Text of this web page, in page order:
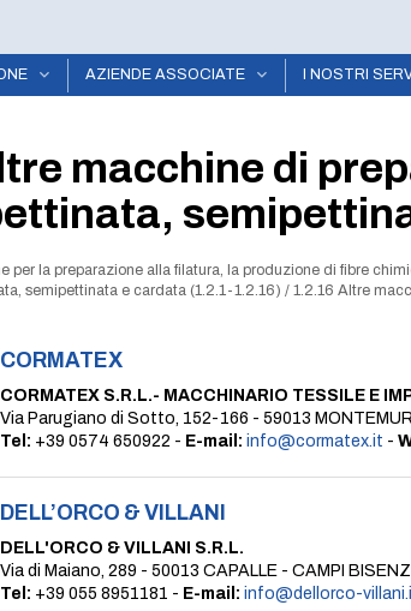
AZIENDE ASSOCIATE I NOSTRI
macchine di
per la preparazione alla filatura, la produzione di fibre
semipettinata e cardata (1.2.1-1.2.16) / 1.2.16 Altre
CORMATEX
CORMATEX S.R.L.- MACCHINARIO TESSILE E
Via Parugiano di Sotto, 152-166 - 59013
Tel: +39 0574 650922 - E-mail: info@cormatex.it -
DELL’ORCO & VILLANI
DELL'ORCO & VILLANI S.R.L.
Via di Maiano, 289 - 50013 CAPALLE - CAMPI
Tel: +39 055 8951181 - E-mail: info@dellorco-